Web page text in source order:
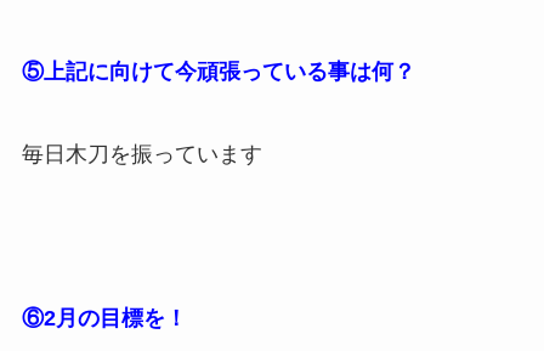
⑤上記に向けて今頑張っている事は何？
毎日木刀を振っています
⑥2月の目標を！